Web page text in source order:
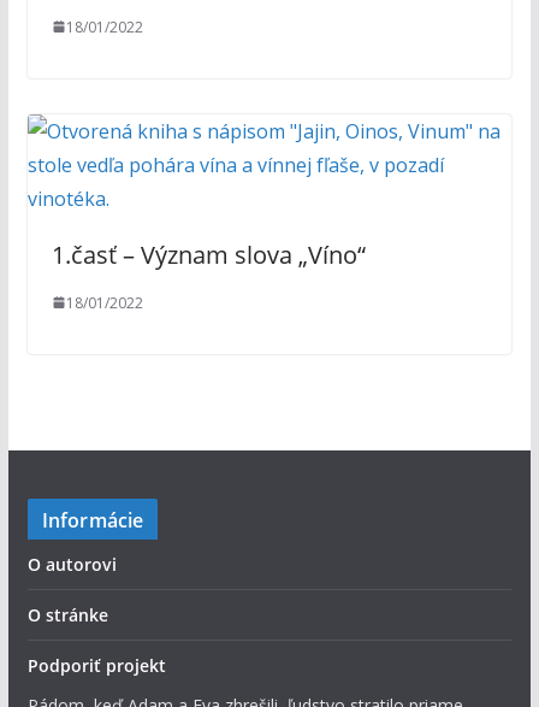
18/01/2022
1.časť – Význam slova „Víno“
18/01/2022
Informácie
O autorovi
O stránke
Podporiť projekt